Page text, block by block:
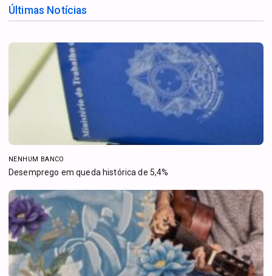
Últimas Notícias
NENHUM BANCO
Desemprego em queda histórica de 5,4%